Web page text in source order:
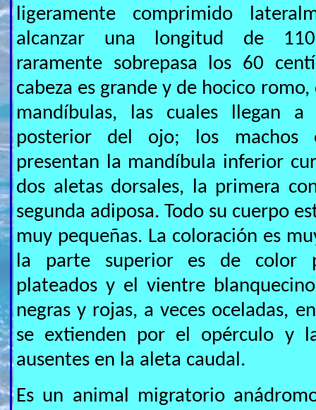
ligeramente comprimido
alcanzar una longitud de
raramente sobrepasa los 60
cabeza es grande y de hocico
mandíbulas, las cuales llegan a
posterior del ojo; los machos
presentan la mandíbula inferior
dos aletas dorsales, la primera
segunda adiposa. Todo su cuerpo
muy pequeñas. La coloración es
la parte superior es de color
plateados y el vientre
negras y rojas, a veces oceladas,
se extienden por el opérculo y
ausentes en la aleta caudal.
Es un animal migratorio